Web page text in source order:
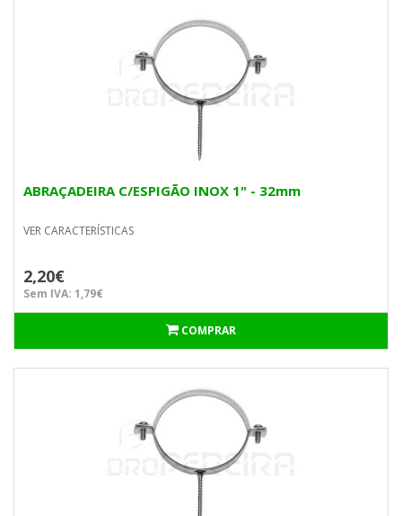
ABRAÇADEIRA C/ESPIGÃO INOX 1" - 32mm
VER CARACTERÍSTICAS
2,20€
Sem IVA: 1,79€
COMPRAR